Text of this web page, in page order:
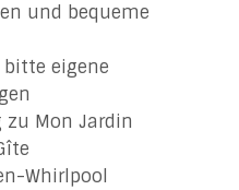
und bequeme
eigene
zu Mon Jardin
Whirlpool